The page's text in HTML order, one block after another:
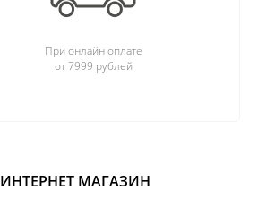
При онлайн оплате
от 7999 рублей
ИНТЕРНЕТ МАГАЗИН